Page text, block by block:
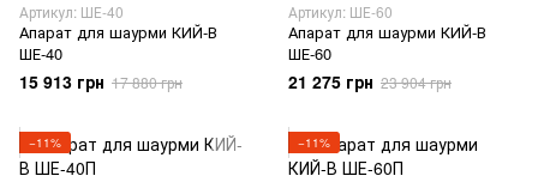
Артикул: ШЕ-40
Апарат для шаурми КИЙ-В
ШЕ-40
15 913 грн 17 880 грн
Артикул: ШЕ-60
Апарат для шаурми КИЙ-В
ШЕ-60
21 275 грн 23 904 грн
−11% −11%